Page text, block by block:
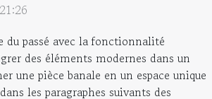
du passé avec la fonctionnalité
des éléments modernes dans un
une pièce banale en un espace unique
les paragraphes suivants des